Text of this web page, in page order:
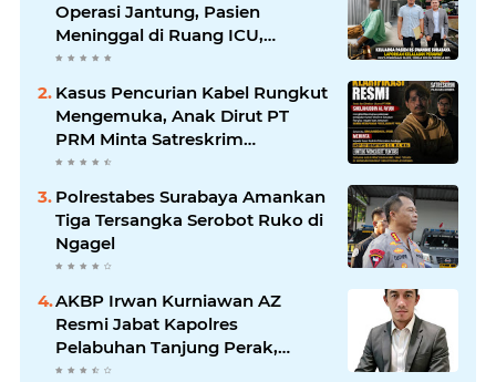
Operasi Jantung, Pasien
Meninggal di Ruang ICU,
Keluarga Tuntut RSUD dr.
Soewandhie Bertanggung
Jawab
Kasus Pencurian Kabel Rungkut
Mengemuka, Anak Dirut PT
PRM Minta Satreskrim
Polrestabes Surabaya Usut
Hingga Tuntas
Polrestabes Surabaya Amankan
Tiga Tersangka Serobot Ruko di
Ngagel
AKBP Irwan Kurniawan AZ
Resmi Jabat Kapolres
Pelabuhan Tanjung Perak,
Pimpinan Redaksi